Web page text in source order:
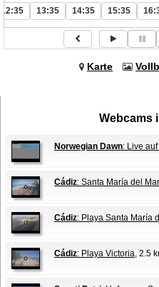
12:35 13:35 14:35 15:35
Karte
Webcams
Norwegian Dawn: Live
Cádiz: Santa María del Mar
Cádiz: Playa Santa María
Cádiz: Playa Victoria, 2.5